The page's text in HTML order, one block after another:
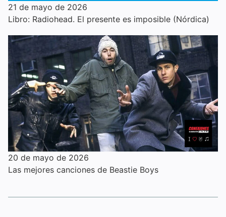
21 de mayo de 2026
Libro: Radiohead. El presente es imposible (Nórdica)
20 de mayo de 2026
Las mejores canciones de Beastie Boys